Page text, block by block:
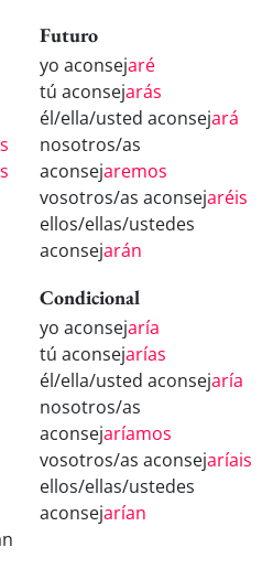
Futuro
yo aconsejaré
tú aconsejarás
él/ella/usted aconsejará
nosotros/as
aconsejaremos
vosotros/as aconsejaréis
ellos/ellas/ustedes
aconsejarán
Condicional
yo aconsejaría
tú aconsejarías
él/ella/usted aconsejaría
nosotros/as
aconsejaríamos
vosotros/as aconsejaríais
ellos/ellas/ustedes
aconsejarían